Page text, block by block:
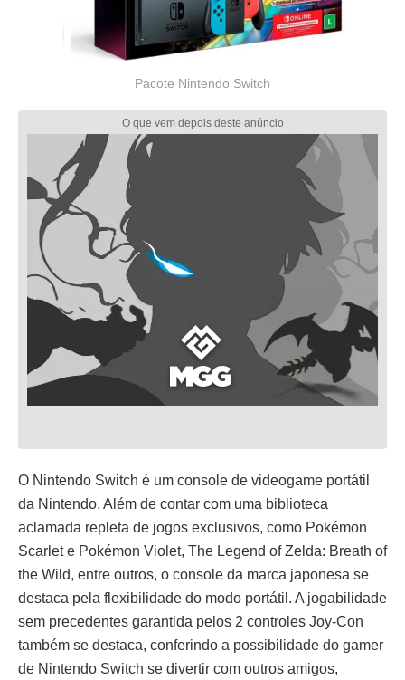
Pacote Nintendo Switch
O Nintendo Switch é um console de videogame portátil
da Nintendo. Além de contar com uma biblioteca
aclamada repleta de jogos exclusivos, como Pokémon
Scarlet e Pokémon Violet, The Legend of Zelda: Breath of
the Wild, entre outros, o console da marca japonesa se
destaca pela flexibilidade do modo portátil. A jogabilidade
sem precedentes garantida pelos 2 controles Joy-Con
também se destaca, conferindo a possibilidade do gamer
de Nintendo Switch se divertir com outros amigos,